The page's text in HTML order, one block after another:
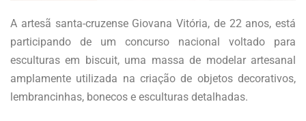
A artesã santa-cruzense Giovana Vitória, de 22 anos, está
participando de um concurso nacional voltado para
esculturas em biscuit, uma massa de modelar artesanal
amplamente utilizada na criação de objetos decorativos,
lembrancinhas, bonecos e esculturas detalhadas.